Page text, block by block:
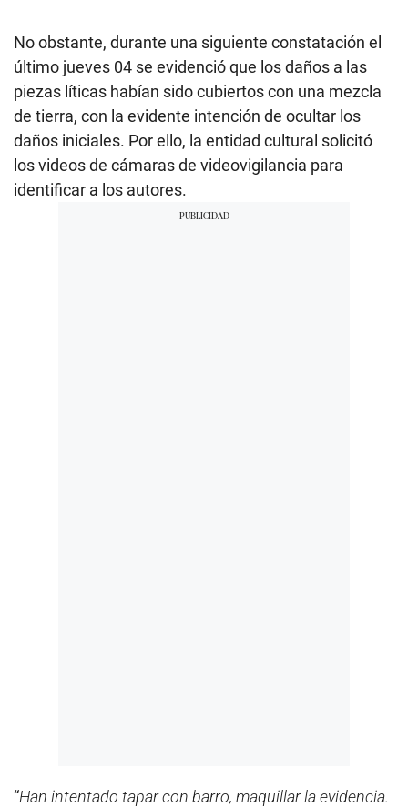
No obstante, durante una siguiente constatación el
último jueves 04 se evidenció que los daños a las
piezas líticas habían sido cubiertos con una mezcla
de tierra, con la evidente intención de ocultar los
daños iniciales. Por ello, la entidad cultural solicitó
los videos de cámaras de videovigilancia para
identificar a los autores.
“Han intentado tapar con barro, maquillar la evidencia.